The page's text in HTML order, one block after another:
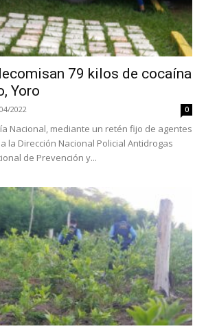
79 kilos de cocaína
Yoro
2022 0
Nacional, mediante un retén fijo de agentes
la Dirección Nacional Policial Antidrogas
de Prevención y...